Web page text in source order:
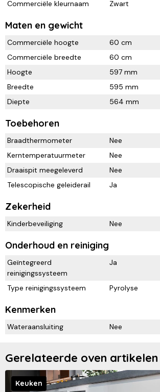
Commerciële kleurnaam Zwart
Maten en gewicht
Commerciële hoogte
60 cm
Commerciële breedte
60 cm
Hoogte
597 mm
Breedte
595 mm
Diepte
564 mm
Toebehoren
Braadthermometer
Nee
Kerntemperatuurmeter
Nee
Draaispit meegeleverd
Nee
Telescopische geleiderail
Ja
Zekerheid
Kinderbeveiliging Nee
Onderhoud en reiniging
Geïntegreerd
reinigingssysteem
Ja
Type reinigingssysteem Pyrolyse
Kenmerken
Wateraansluiting Nee
Gerelateerde oven artikelen
Keuken